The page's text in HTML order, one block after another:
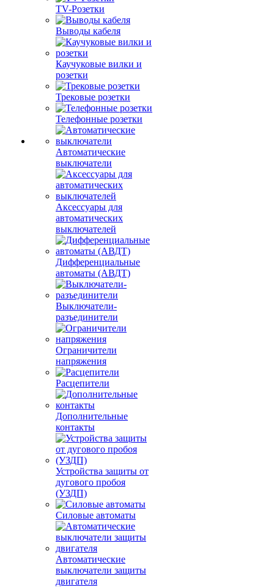
TV-Розетки
Выводы кабеля
Каучуковые вилки и
розетки
Трековые розетки
Телефонные розетки
Автоматические
выключатели
Аксессуары для
автоматических
выключателей
Дифференциальные
автоматы (АВДТ)
Выключатели-
разъединители
Ограничители
напряжения
Расцепители
Дополнительные
контакты
Устройства защиты от
дугового пробоя
(УЗДП)
Силовые автоматы
Автоматические
выключатели защиты
двигателя